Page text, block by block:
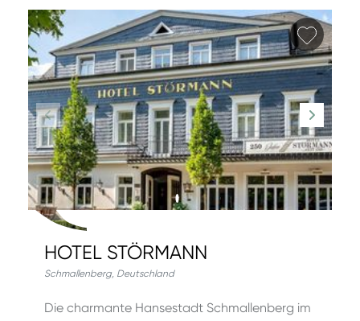
HOTEL STÖRMANN
Schmallenberg, Deutschland
Die charmante Hansestadt Schmallenberg im